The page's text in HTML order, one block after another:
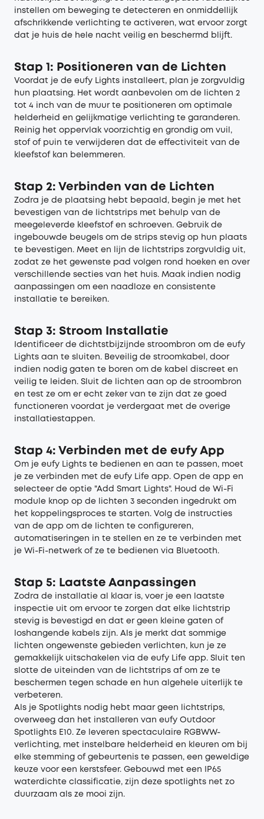
instellen om beweging te detecteren en onmiddellijk
afschrikkende verlichting te activeren, wat ervoor zorgt
dat je huis de hele nacht veilig en beschermd blijft.
Stap 1: Positioneren van de Lichten
Voordat je de eufy Lights installeert, plan je zorgvuldig
hun plaatsing. Het wordt aanbevolen om de lichten 2
tot 4 inch van de muur te positioneren om optimale
helderheid en gelijkmatige verlichting te garanderen.
Reinig het oppervlak voorzichtig en grondig om vuil,
stof of puin te verwijderen dat de effectiviteit van de
kleefstof kan belemmeren.
Stap 2: Verbinden van de Lichten
Zodra je de plaatsing hebt bepaald, begin je met het
bevestigen van de lichtstrips met behulp van de
meegeleverde kleefstof en schroeven. Gebruik de
ingebouwde beugels om de strips stevig op hun plaats
te bevestigen. Meet en lijn de lichtstrips zorgvuldig uit,
zodat ze het gewenste pad volgen rond hoeken en over
verschillende secties van het huis. Maak indien nodig
aanpassingen om een naadloze en consistente
installatie te bereiken.
Stap 3: Stroom Installatie
Identificeer de dichtstbijzijnde stroombron om de eufy
Lights aan te sluiten. Beveilig de stroomkabel, door
indien nodig gaten te boren om de kabel discreet en
veilig te leiden. Sluit de lichten aan op de stroombron
en test ze om er echt zeker van te zijn dat ze goed
functioneren voordat je verdergaat met de overige
installatiestappen.
Stap 4: Verbinden met de eufy App
Om je eufy Lights te bedienen en aan te passen, moet
je ze verbinden met de eufy Life app. Open de app en
selecteer de optie "Add Smart Lights". Houd de Wi-Fi
module knop op de lichten 3 seconden ingedrukt om
het koppelingsproces te starten. Volg de instructies
van de app om de lichten te configureren,
automatiseringen in te stellen en ze te verbinden met
je Wi-Fi-netwerk of ze te bedienen via Bluetooth.
Stap 5: Laatste Aanpassingen
Zodra de installatie al klaar is, voer je een laatste
inspectie uit om ervoor te zorgen dat elke lichtstrip
stevig is bevestigd en dat er geen kleine gaten of
loshangende kabels zijn. Als je merkt dat sommige
lichten ongewenste gebieden verlichten, kun je ze
gemakkelijk uitschakelen via de eufy Life app. Sluit ten
slotte de uiteinden van de lichtstrips af om ze te
beschermen tegen schade en hun algehele uiterlijk te
verbeteren.
Als je Spotlights nodig hebt maar geen lichtstrips,
overweeg dan het installeren van eufy Outdoor
Spotlights E10. Ze leveren spectaculaire RGBWW-
verlichting, met instelbare helderheid en kleuren om bij
elke stemming of gebeurtenis te passen, een geweldige
keuze voor een kerstsfeer. Gebouwd met een IP65
waterdichte classificatie, zijn deze spotlights net zo
duurzaam als ze mooi zijn.